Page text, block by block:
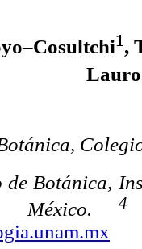
1,
de Botánica,
México.4